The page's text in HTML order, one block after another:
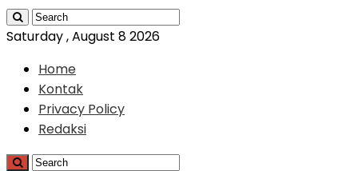
Saturday , August 8 2026
Home
Kontak
Privacy Policy
Redaksi